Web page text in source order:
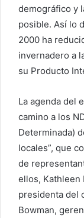
demográfico y
posible. Así lo
2000 ha
invernadero a
su Producto
La agenda del
camino a los
Determinada)
locales”, que
de
ellos, Kathleen
presidenta del
Bowman,